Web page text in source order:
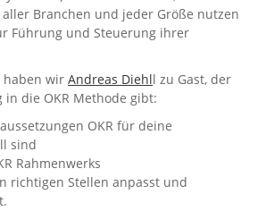
Branchen und jeder Größe nutzen
Führung und Steuerung ihrer
haben wir Andreas Diehll zu Gast, der
die OKR Methode gibt:
OKR für deine
sind
Rahmenwerks
richtigen Stellen anpasst und